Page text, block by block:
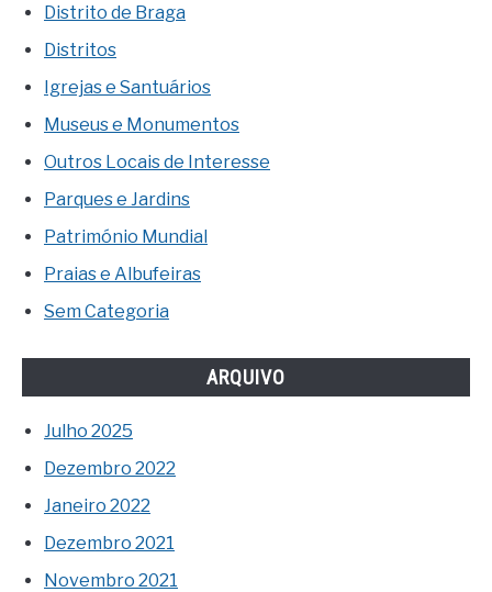
Distrito de Braga
Distritos
Igrejas e Santuários
Museus e Monumentos
Outros Locais de Interesse
Parques e Jardins
Património Mundial
Praias e Albufeiras
Sem Categoria
ARQUIVO
Julho 2025
Dezembro 2022
Janeiro 2022
Dezembro 2021
Novembro 2021